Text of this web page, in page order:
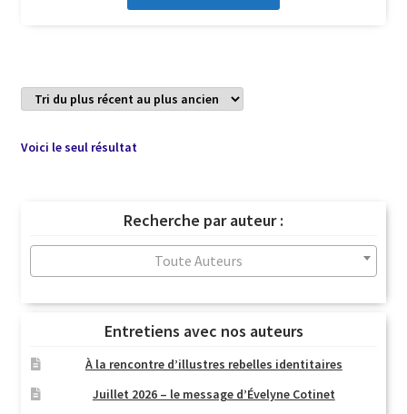
Voici le seul résultat
Recherche par auteur :
Toute Auteurs
Entretiens avec nos auteurs
À la rencontre d’illustres rebelles identitaires
Juillet 2026 – le message d’Évelyne Cotinet